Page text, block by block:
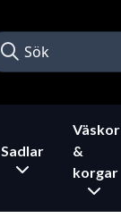
Sadlar
Väskor
&
korgar